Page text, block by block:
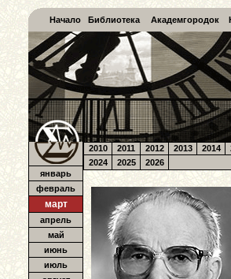
Начало Библиотека Академгородок
январь
февраль
март
апрель
май
июнь
июль
2010 2011 2012 2013 2014
2024
2025 2026